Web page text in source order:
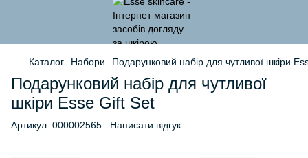
Каталог Набори Подарунковий набір для чутливої шкіри
Подарунковий набір для чутливої
шкіри Esse Gift Set
Артикул: 000002565 Написати відгук